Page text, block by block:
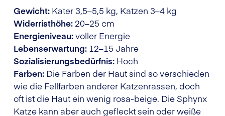
Gewicht: Kater 3,5–5,5 kg, Katzen 3–4 kg
Widerristhöhe: 20–25 cm
Energieniveau:voller Energie
Lebenserwartung: 12–15 Jahre
Sozialisierungsbedürfnis: Hoch
Farben: Die Farben der Haut sind so verschieden
wie die Fellfarben anderer Katzenrassen, doch
oft ist die Haut ein wenig rosa-beige. Die Sphynx
Katze kann aber auch gefleckt sein oder weiße